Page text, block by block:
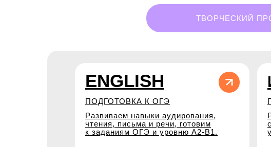
Развиваем навыки аудирования,
чтения, письма и речи, готовим
к заданиям ОГЭ и уровню A2-B1.
ПОДГОТОВКА К ОГЭ
ENGLISH
ТВОРЧЕСКИЙ